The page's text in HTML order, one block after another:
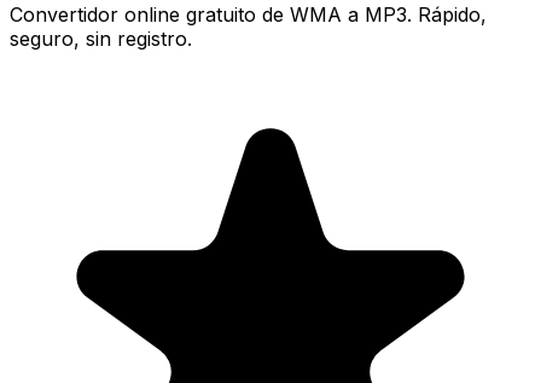
Convertidor online gratuito de WMA a MP3. Rápido,
seguro, sin registro.